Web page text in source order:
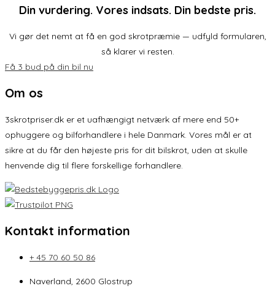
Din vurdering. Vores indsats. Din bedste pris.
Vi gør det nemt at få en god skrotpræmie — udfyld formularen,
så klarer vi resten.
Få 3 bud på din bil nu
Om os
3skrotpriser.dk er et uafhængigt netværk af mere end 50+
ophuggere og bilforhandlere i hele Danmark. Vores mål er at
sikre at du får den højeste pris for dit bilskrot, uden at skulle
henvende dig til flere forskellige forhandlere.
Kontakt information
+ 45 70 60 50 86
Naverland, 2600 Glostrup